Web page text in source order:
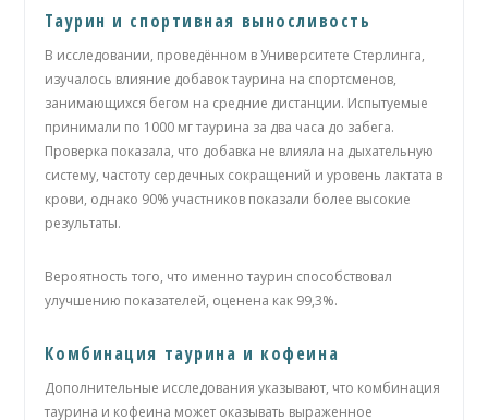
Таурин и спортивная выносливость
В исследовании, проведённом в Университете Стерлинга,
изучалось влияние добавок таурина на спортсменов,
занимающихся бегом на средние дистанции. Испытуемые
принимали по 1000 мг таурина за два часа до забега.
Проверка показала, что добавка не влияла на дыхательную
систему, частоту сердечных сокращений и уровень лактата в
крови, однако 90% участников показали более высокие
результаты.
Вероятность того, что именно таурин способствовал
улучшению показателей, оценена как 99,3%.
Комбинация таурина и кофеина
Дополнительные исследования указывают, что комбинация
таурина и кофеина может оказывать выраженное